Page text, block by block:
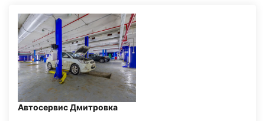
Автосервис Дмитровка